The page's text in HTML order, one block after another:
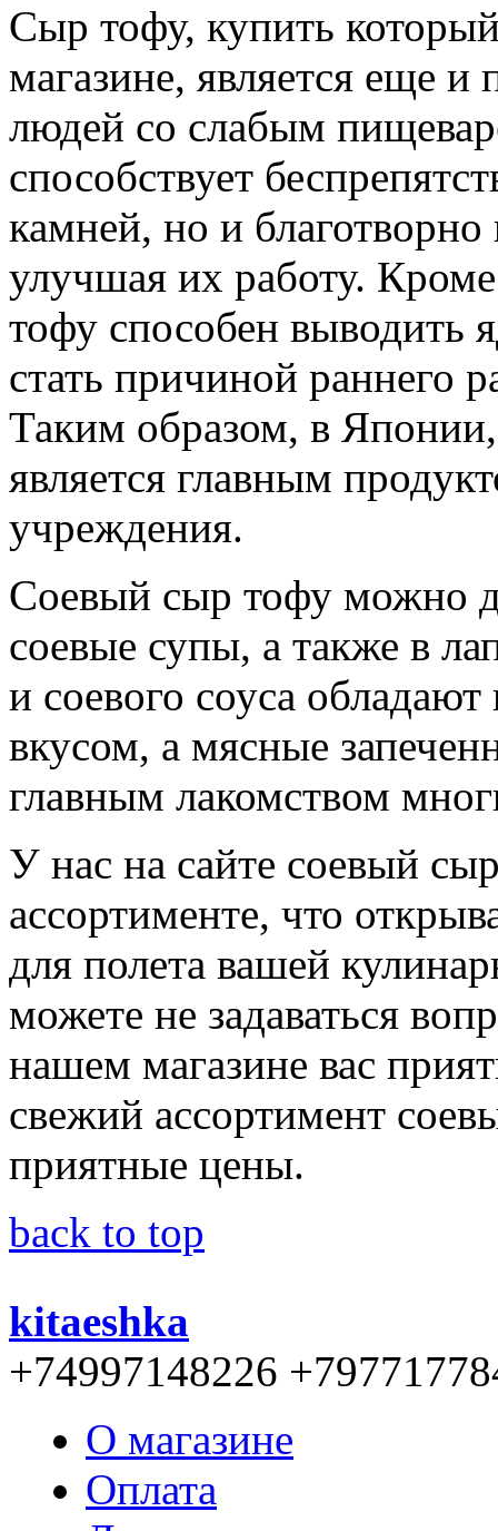
Сыр тофу, купить
магазине, является еще
людей со слабым
способствует
камней, но и благотворно
улучшая их работу.
тофу способен выводить
стать причиной раннего
Таким образом, в
является главным
учреждения.
Соевый сыр тофу можно
соевые супы, а также в
и соевого соуса
вкусом, а мясные
главным лакомством
У нас на сайте соевый
ассортименте, что
для полета вашей
можете не задаваться
нашем магазине вас
свежий ассортимент
приятные цены.
back to top
kitaeshka
+74997148226
О магазине
Оплата